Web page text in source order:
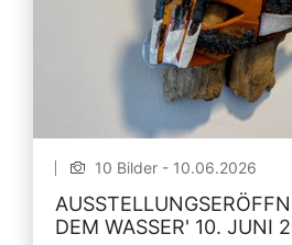
10 Bilder - 10.06.2026
DEM WASSER' 10. JUNI